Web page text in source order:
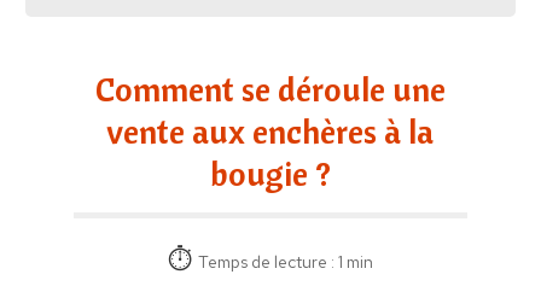
Comment se déroule une
vente aux enchères à la
bougie ?
Temps de lecture : 1 min